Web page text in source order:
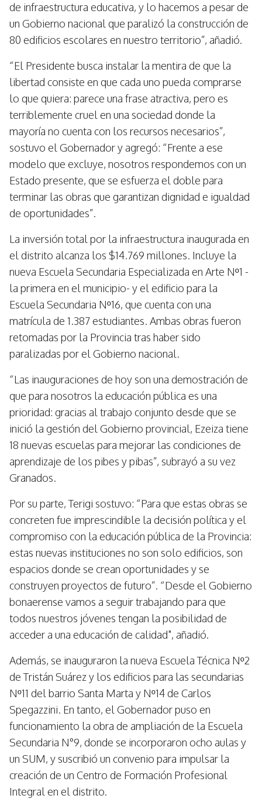
de infraestructura educativa, y lo hacemos a pesar de
un Gobierno nacional que paralizó la construcción de
80 edificios escolares en nuestro territorio”, añadió.
“El Presidente busca instalar la mentira de que la
libertad consiste en que cada uno pueda comprarse
lo que quiera: parece una frase atractiva, pero es
terriblemente cruel en una sociedad donde la
mayoría no cuenta con los recursos necesarios”,
sostuvo el Gobernador y agregó: “Frente a ese
modelo que excluye, nosotros respondemos con un
Estado presente, que se esfuerza el doble para
terminar las obras que garantizan dignidad e igualdad
de oportunidades”.
La inversión total por la infraestructura inaugurada en
el distrito alcanza los $14.769 millones. Incluye la
nueva Escuela Secundaria Especializada en Arte Nº1 -
la primera en el municipio- y el edificio para la
Escuela Secundaria Nº16, que cuenta con una
matrícula de 1.387 estudiantes. Ambas obras fueron
retomadas por la Provincia tras haber sido
paralizadas por el Gobierno nacional.
“Las inauguraciones de hoy son una demostración de
que para nosotros la educación pública es una
prioridad: gracias al trabajo conjunto desde que se
inició la gestión del Gobierno provincial, Ezeiza tiene
18 nuevas escuelas para mejorar las condiciones de
aprendizaje de los pibes y pibas”, subrayó a su vez
Granados.
Por su parte, Terigi sostuvo: “Para que estas obras se
concreten fue imprescindible la decisión política y el
compromiso con la educación pública de la Provincia:
estas nuevas instituciones no son solo edificios, son
espacios donde se crean oportunidades y se
construyen proyectos de futuro”. “Desde el Gobierno
bonaerense vamos a seguir trabajando para que
todos nuestros jóvenes tengan la posibilidad de
acceder a una educación de calidad", añadió.
Además, se inauguraron la nueva Escuela Técnica Nº2
de Tristán Suárez y los edificios para las secundarias
Nº11 del barrio Santa Marta y Nº14 de Carlos
Spegazzini. En tanto, el Gobernador puso en
funcionamiento la obra de ampliación de la Escuela
Secundaria N°9, donde se incorporaron ocho aulas y
un SUM, y suscribió un convenio para impulsar la
creación de un Centro de Formación Profesional
Integral en el distrito.